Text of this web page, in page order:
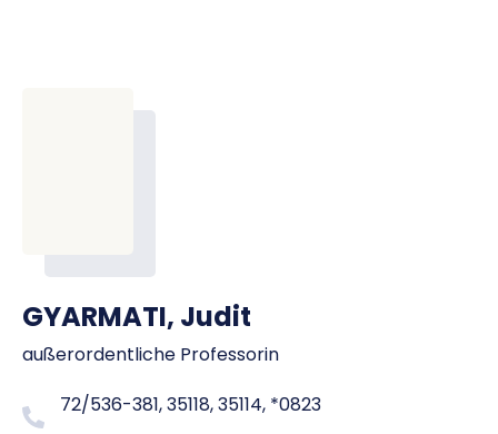
GYARMATI, Judit
außerordentliche Professorin
72/536-381, 35118, 35114, *0823